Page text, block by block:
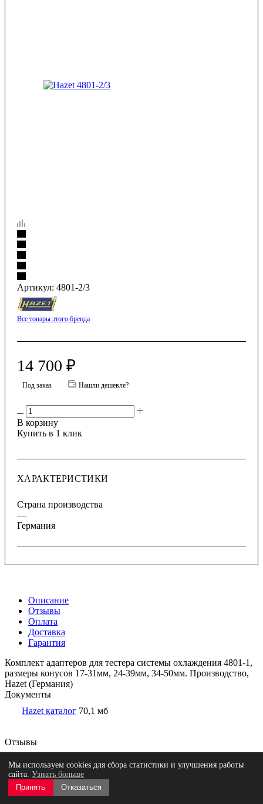
Артикул: 4801-2/3
Все товары этого бренда
14 700 ₽
Под заказ Нашли дешевле?
В корзину
Купить в 1 клик
ХАРАКТЕРИСТИКИ
Страна производства
—
Германия
Описание
Отзывы
Оплата
Доставка
Гарантия
Комплект адаптеров для тестера системы охлаждения 4801-1,
размеры конусов 17-31мм, 24-39мм, 34-50мм. Производство,
Hazet (Германия)
Документы
Hazet каталог 70,1 мб
Отзывы
Нет оценок
Мы используем cookies для сбора статистики и улучшения работы
сайта. Узнать больше
Принять
Отказаться